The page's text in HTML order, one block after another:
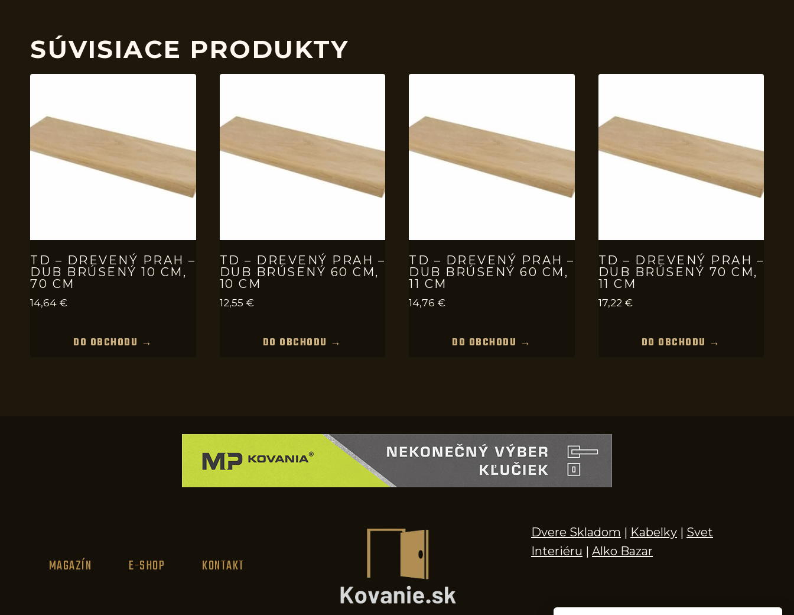
SÚVISIACE PRODUKTY
TD – DREVENÝ PRAH –
DUB BRÚSENÝ 10 CM,
70 CM
14,64 €
DO OBCHODU →
TD – DREVENÝ PRAH –
DUB BRÚSENÝ 60 CM,
10 CM
12,55 €
DO OBCHODU →
TD – DREVENÝ PRAH –
DUB BRÚSENÝ 60 CM,
11 CM
14,76 €
DO OBCHODU →
TD – DREVENÝ PRAH –
DUB BRÚSENÝ 70 CM,
11 CM
17,22 €
DO OBCHODU →
MAGAZÍN E-SHOP KONTAKT
Dvere Skladom | Kabelky | Svet
Interiéru | Alko Bazar